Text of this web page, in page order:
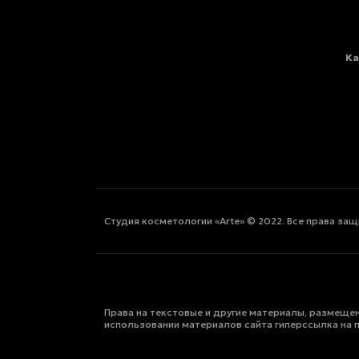
Студия косметологии «Arte» © 2022. Все права
Права на текстовые и другие материалы,
использовании материалов сайта гиперссылка на